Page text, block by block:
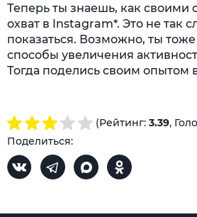
Теперь ты знаешь, как своими
охват в Instagram*. Это не так
показаться. Возможно, ты
способы увеличения
Тогда поделись своим опытом
(Рейтинг: 3.39,
Поделиться: